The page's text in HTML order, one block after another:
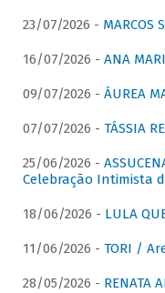
23/07/2026 - MARCOS
16/07/2026 - ANA
09/07/2026 - ÁUREA
07/07/2026 - TÁSSIA
25/06/2026 -
Celebração Intimista
18/06/2026 - LULA
11/06/2026 - TORI /
28/05/2026 - RENATA